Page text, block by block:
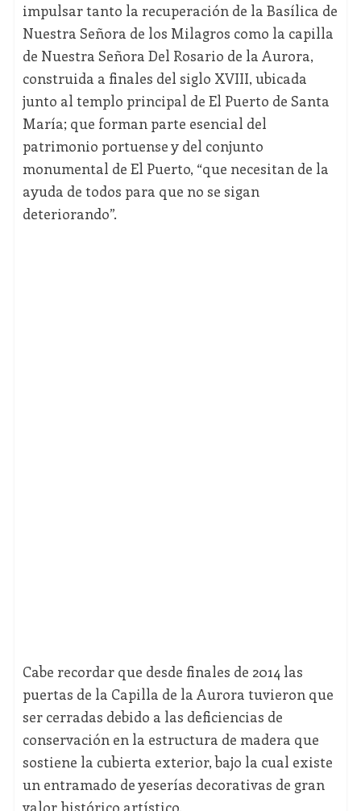
impulsar tanto la recuperación de la Basílica de
Nuestra Señora de los Milagros como la capilla
de Nuestra Señora Del Rosario de la Aurora,
construida a finales del siglo XVIII, ubicada
junto al templo principal de El Puerto de Santa
María; que forman parte esencial del
patrimonio portuense y del conjunto
monumental de El Puerto, “que necesitan de la
ayuda de todos para que no se sigan
deteriorando”.
Cabe recordar que desde finales de 2014 las
puertas de la Capilla de la Aurora tuvieron que
ser cerradas debido a las deficiencias de
conservación en la estructura de madera que
sostiene la cubierta exterior, bajo la cual existe
un entramado de yeserías decorativas de gran
valor histórico artístico.